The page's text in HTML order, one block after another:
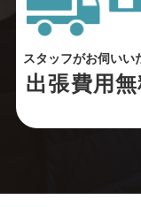
スタッフがお伺いい
出張費用無